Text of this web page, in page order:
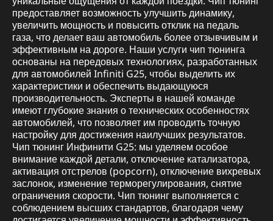
предоставляет возможность улучшить динамику,
увеличить мощность и повысить отклик на педаль
газа, что делает ваш автомобиль более отзывчивым и
эффективным на дороге. Наши услуги чип тюнинга
основаны на передовых технологиях, разработанных
для автомобилей Infiniti G25, чтобы выделить их
характеристики и обеспечить выдающуюся
производительность. Эксперты в нашей команде
имеют глубокие знания о технических особенностях
автомобилей, что позволяет им проводить точную
настройку для достижения наилучших результатов.
Чип тюнинг Инфинити G25: мы уделяем особое
внимание каждой детали, отключение катализатора,
активация отстрелов (popcorn), отключение вихревых
заслонок, изменение терморегулирования, снятие
ограничения скорости. Чип тюнинг выполняется с
соблюдением высших стандартов, благодаря чему